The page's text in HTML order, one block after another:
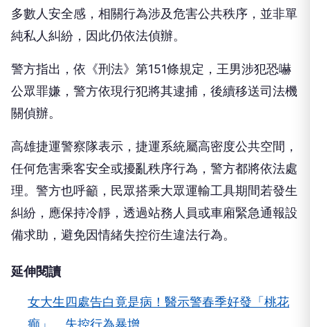
多數人安全感，相關行為涉及危害公共秩序，並非單
純私人糾紛，因此仍依法偵辦。
警方指出，依《刑法》第151條規定，王男涉犯恐嚇
公眾罪嫌，警方依現行犯將其逮捕，後續移送司法機
關偵辦。
高雄捷運警察隊表示，捷運系統屬高密度公共空間，
任何危害乘客安全或擾亂秩序行為，警方都將依法處
理。警方也呼籲，民眾搭乘大眾運輸工具期間若發生
糾紛，應保持冷靜，透過站務人員或車廂緊急通報設
備求助，避免因情緒失控衍生違法行為。
延伸閱讀
女大生四處告白竟是病！醫示警春季好發「桃花
癲」 失控行為暴增